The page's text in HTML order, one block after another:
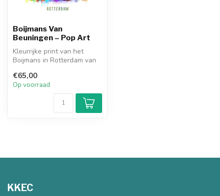
Boijmans Van
Beuningen – Pop Art
Kleurrijke print van het
Boijmans in Rotterdam van
€65,00
Op voorraad
KKEC